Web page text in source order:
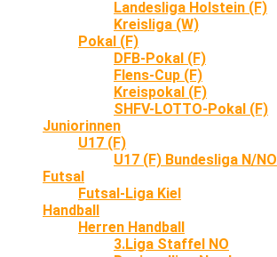
Landesliga Holstein (F)
Kreisliga (W)
Pokal (F)
DFB-Pokal (F)
Flens-Cup (F)
Kreispokal (F)
SHFV-LOTTO-Pokal (F)
Juniorinnen
U17 (F)
U17 (F) Bundesliga N/NO
Futsal
Futsal-Liga Kiel
Handball
Herren Handball
3.Liga Staffel NO